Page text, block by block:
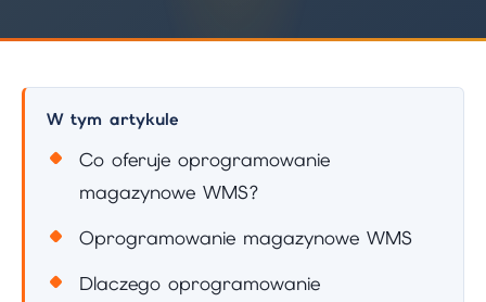
W tym artykule
Co oferuje oprogramowanie
magazynowe WMS?
Oprogramowanie magazynowe WMS
Dlaczego oprogramowanie